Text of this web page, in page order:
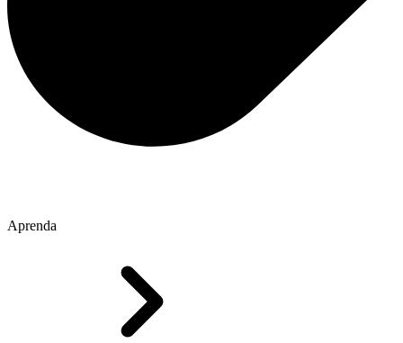
Aprenda